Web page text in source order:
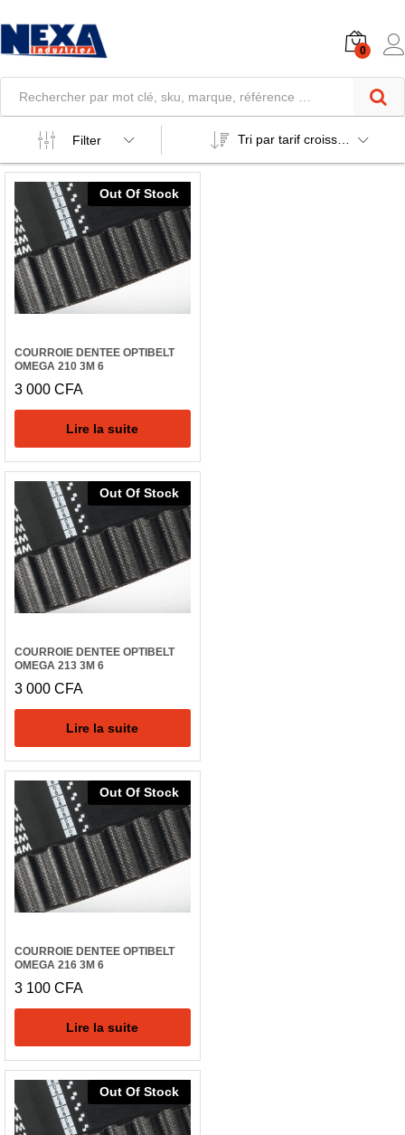
0
Filter
Out Of Stock
COURROIE DENTEE OPTIBELT
OMEGA 210 3M 6
3 000 CFA
Lire la suite
Out Of Stock
COURROIE DENTEE OPTIBELT
OMEGA 213 3M 6
3 000 CFA
Lire la suite
Out Of Stock
COURROIE DENTEE OPTIBELT
OMEGA 216 3M 6
3 100 CFA
Lire la suite
Out Of Stock